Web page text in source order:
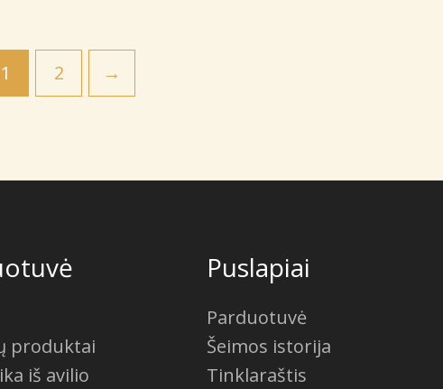
1 2 →
produktai
iš avilio
Puslapiai
Parduotuvė
Šeimos istorija
Tinklaraštis